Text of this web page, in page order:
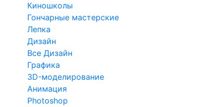
Киношколы
Гончарные мастерские
Лепка
Дизайн
Все Дизайн
Графика
3D-моделирование
Анимация
Photoshop